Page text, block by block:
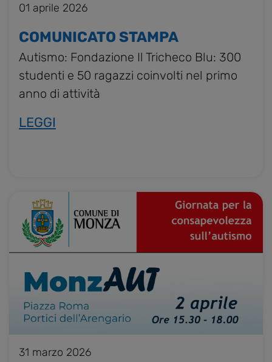
CHI SIAMO
EVENTI E RASSEGNA STAMPA
01 aprile 2026
COMUNICATO STAMPA
Autismo: Fondazione Il Tricheco Blu: 300
studenti e 50 ragazzi coinvolti nel primo
anno di attività
LEGGI
31 marzo 2026